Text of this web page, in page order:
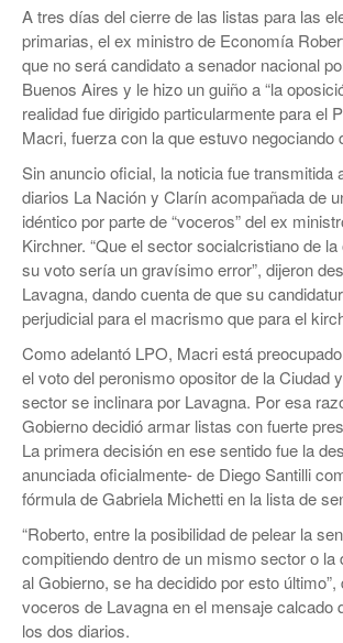
VIDEOS
A tres días del cierre de las listas para las
primarias, el ex ministro de Economía
que no será candidato a senador nacional
Buenos Aires y le hizo un guiño a “la
realidad fue dirigido particularmente para el
Macri, fuerza con la que estuvo negociando
Sin anuncio oficial, la noticia fue transmitida
diarios La Nación y Clarín acompañada de
idéntico por parte de “voceros” del ex
Kirchner. “Que el sector socialcristiano de
su voto sería un gravísimo error”, dijeron
Lavagna, dando cuenta de que su
perjudicial para el macrismo que para el
Como adelantó LPO, Macri está
el voto del peronismo opositor de la Ciudad
sector se inclinara por Lavagna. Por esa
Gobierno decidió armar listas con fuerte
La primera decisión en ese sentido fue la
anunciada oficialmente- de Diego Santilli
fórmula de Gabriela Michetti en la lista de
“Roberto, entre la posibilidad de pelear la
compitiendo dentro de un mismo sector o la
al Gobierno, se ha decidido por esto último”,
voceros de Lavagna en el mensaje calcado
los dos diarios.